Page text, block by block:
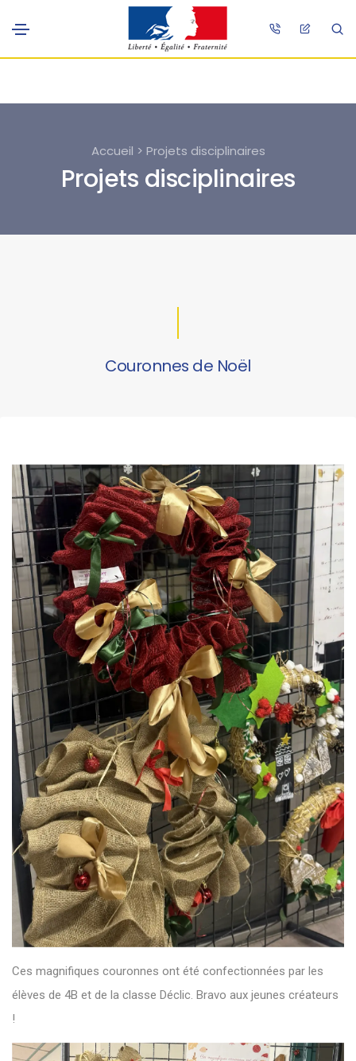
Accueil > Projets disciplinaires
Projets disciplinaires
Couronnes de Noël
Ces magnifiques couronnes ont été confectionnées par les
élèves de 4B et de la classe Déclic. Bravo aux jeunes créateurs
!